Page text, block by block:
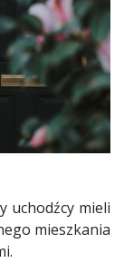
uchodźcy mieli
mieszkania